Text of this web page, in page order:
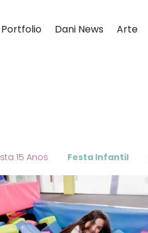
Portfolio Dani News Arte
15 Anos Festa Infantil